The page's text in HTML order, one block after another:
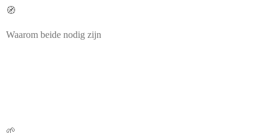
🧭
Waarom beide nodig zijn
🌱